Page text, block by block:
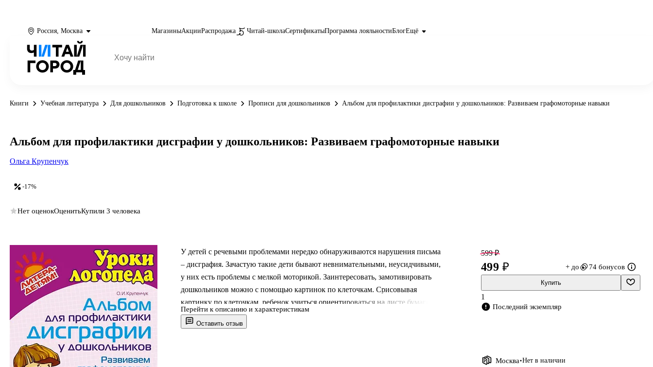
Россия, Москва МагазиныАкцииРаспродажа Читай-школаСертификатыПрограмма лояльностиБлогЕщё
Книги Учебная литература Для дошкольников Подготовка к школе Прописи для дошкольников Альбом для профилактики дисграфии у дошкольников: Развиваем графомоторные навыки
Оставить отзыв
У детей с речевыми проблемами нередко обнаруживаются нарушения письма
– дисграфия. Зачастую такие дети бывают невнимательными, неусидчивыми,
у них есть проблемы с мелкой моторикой. Заинтересовать, замотивировать
дошкольников можно с помощью картинок по клеточкам. Срисовывая
картинку по клеточкам, ребенок учиться ориентироваться на листе бумаги,
соотносить образец и свой рисунок. В альбоме есть картинки любого уровня
сложности, узоры и орнаменты. Картинки сгруппированы по темам, многие
Перейти к описанию и характеристикам
-17%
Альбом для профилактики дисграфии у дошкольников: Развиваем графомоторные навыки
Ольга Крупенчук
Нет оценокОценитьКупили 3 человека
599 ₽
499 ₽ + до 74 бонусов
Купить
1
Последний экземпляр
Москва Нет в наличии